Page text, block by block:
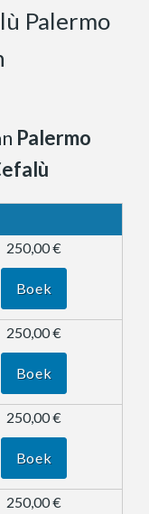
Palermo
Palermo
250,00 €
Boek
250,00 €
Boek
250,00 €
Boek
250,00 €